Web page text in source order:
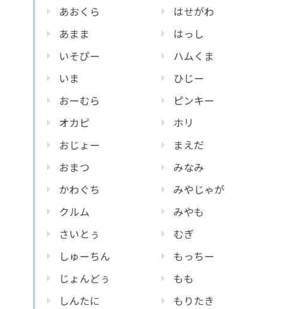
あおくら
あまま
いそぴー
いま
おーむら
オカピ
おじょー
おまつ
かわぐち
クルム
さいとぅ
しゅーちん
じょんどぅ
しんたに
はせがわ
はっし
ハムくま
ひじー
ピンキー
ホリ
まえだ
みなみ
みやじゃが
みやも
むぎ
もっちー
もも
もりたき